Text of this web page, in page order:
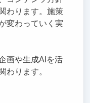
わります。施策
変わっていく実
画や生成AIを活
わります。